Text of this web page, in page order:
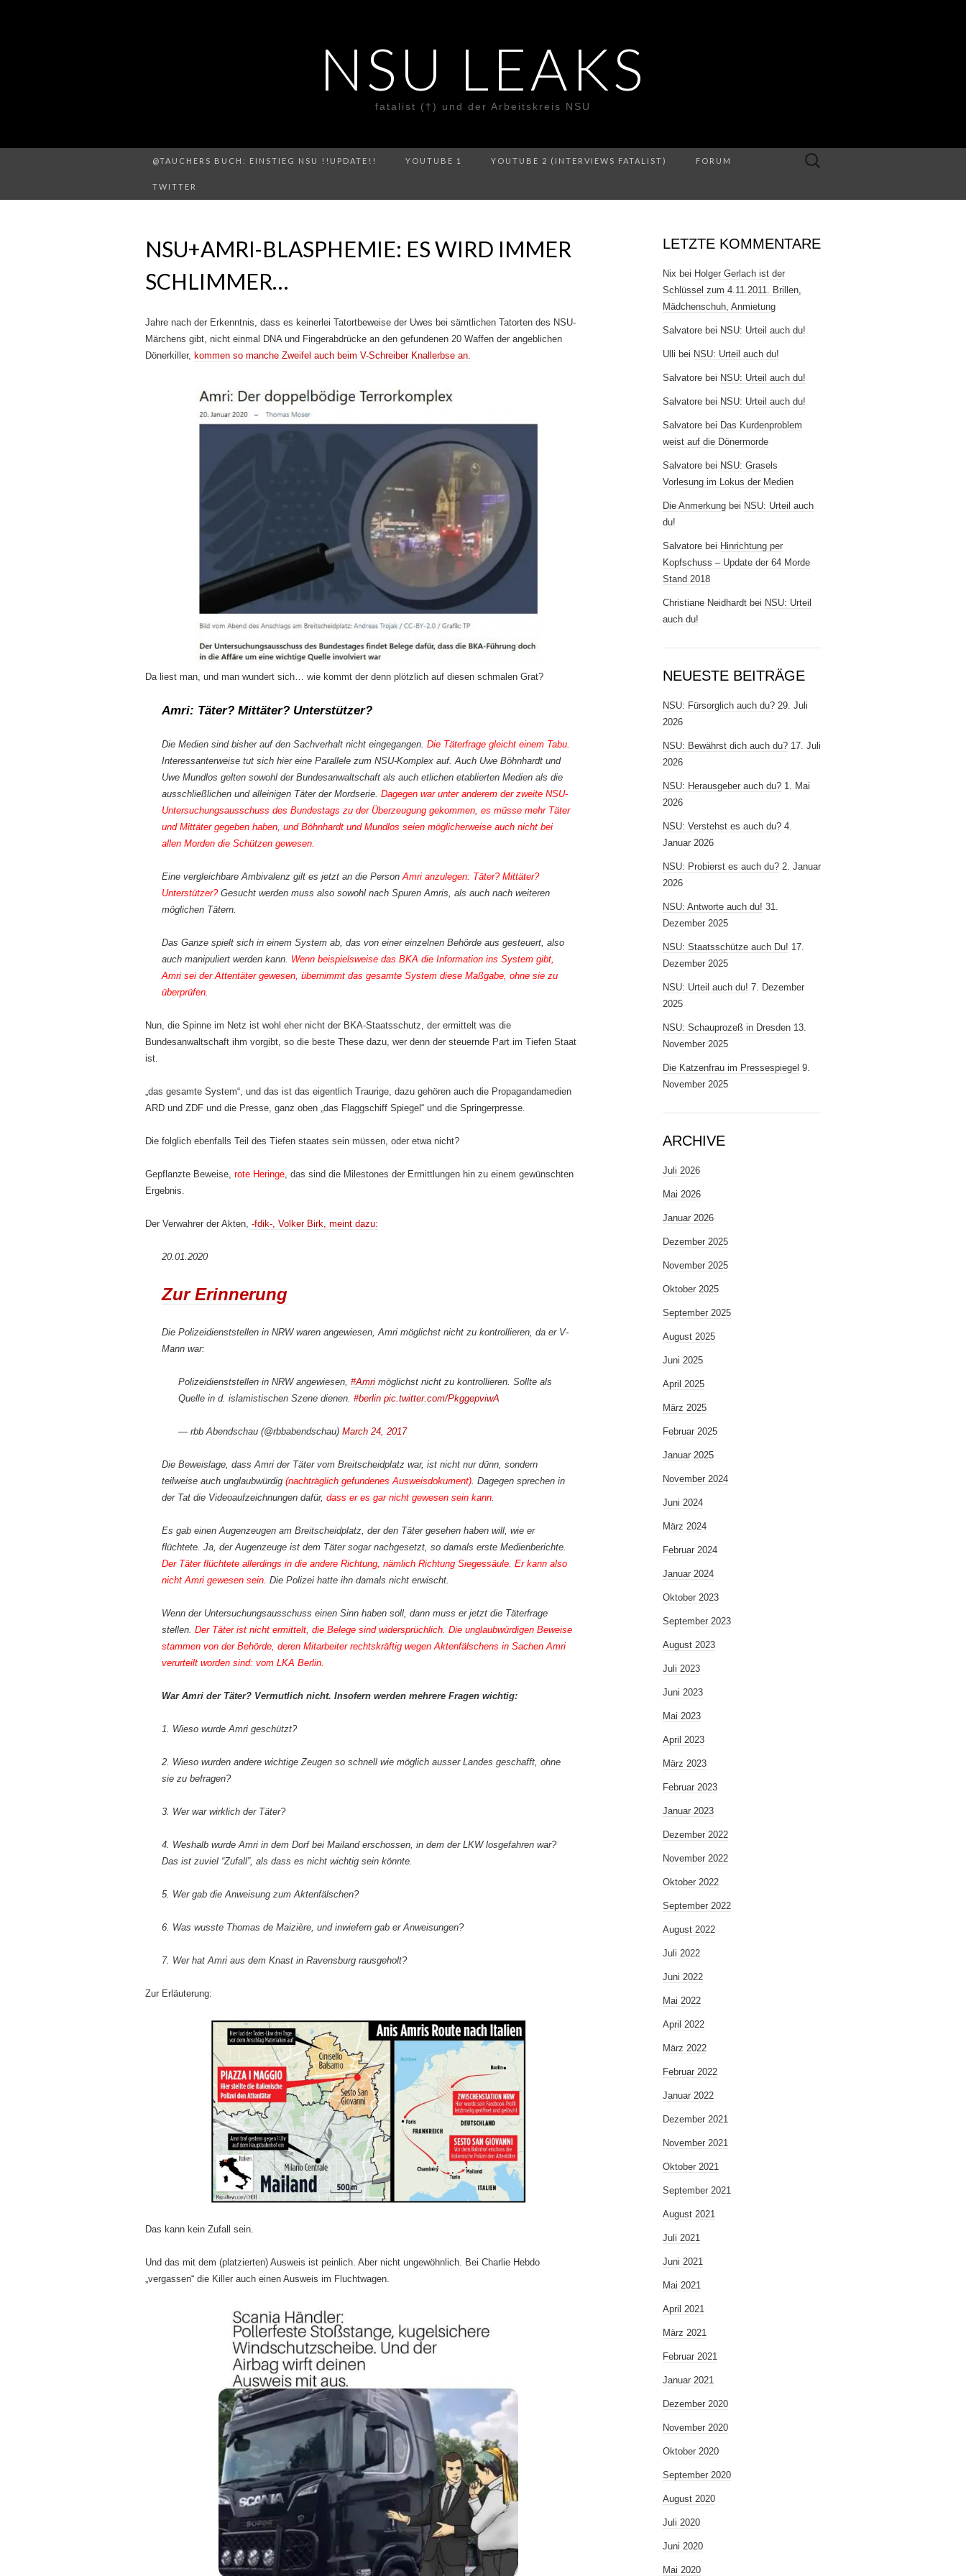
NSU LEAKS
fatalist (†) und der Arbeitskreis NSU
@TAUCHERS BUCH: EINSTIEG NSU !!UPDATE!! YOUTUBE 1 YOUTUBE 2 (INTERVIEWS FATALIST) FORUM
TWITTER
Suche
NSU+AMRI-BLASPHEMIE: ES WIRD IMMER
SCHLIMMER…
Jahre nach der Erkenntnis, dass es keinerlei Tatortbeweise der Uwes bei sämtlichen Tatorten des NSU-
Märchens gibt, nicht einmal DNA und Fingerabdrücke an den gefundenen 20 Waffen der angeblichen
Dönerkiller, kommen so manche Zweifel auch beim V-Schreiber Knallerbse an.
Da liest man, und man wundert sich… wie kommt der denn plötzlich auf diesen schmalen Grat?
Amri: Täter? Mittäter? Unterstützer?
Die Medien sind bisher auf den Sachverhalt nicht eingegangen. Die Täterfrage gleicht einem Tabu.
Interessanterweise tut sich hier eine Parallele zum NSU-Komplex auf. Auch Uwe Böhnhardt und
Uwe Mundlos gelten sowohl der Bundesanwaltschaft als auch etlichen etablierten Medien als die
ausschließlichen und alleinigen Täter der Mordserie. Dagegen war unter anderem der zweite NSU-
Untersuchungsausschuss des Bundestags zu der Überzeugung gekommen, es müsse mehr Täter
und Mittäter gegeben haben, und Böhnhardt und Mundlos seien möglicherweise auch nicht bei
allen Morden die Schützen gewesen.
Eine vergleichbare Ambivalenz gilt es jetzt an die Person Amri anzulegen: Täter? Mittäter?
Unterstützer?Gesucht werden muss also sowohl nach Spuren Amris, als auch nach weiteren
möglichen Tätern.
Das Ganze spielt sich in einem System ab, das von einer einzelnen Behörde aus gesteuert, also
auch manipuliert werden kann. Wenn beispielsweise das BKA die Information ins System gibt,
Amri sei der Attentäter gewesen, übernimmt das gesamte System diese Maßgabe, ohne sie zu
überprüfen.
Nun, die Spinne im Netz ist wohl eher nicht der BKA-Staatsschutz, der ermittelt was die
Bundesanwaltschaft ihm vorgibt, so die beste These dazu, wer denn der steuernde Part im Tiefen Staat
ist.
„das gesamte System“, und das ist das eigentlich Traurige, dazu gehören auch die Propagandamedien
ARD und ZDF und die Presse, ganz oben „das Flaggschiff Spiegel“ und die Springerpresse.
Die folglich ebenfalls Teil des Tiefen staates sein müssen, oder etwa nicht?
Gepflanzte Beweise, rote Heringe , das sind die Milestones der Ermittlungen hin zu einem gewünschten
Ergebnis.
Der Verwahrer der Akten, -fdik- Volker Birk , meint dazu:
20.01.2020
Zur Erinnerung
Die Polizeidienststellen in NRW waren angewiesen, Amri möglichst nicht zu kontrollieren, da er V-
Mann war:
Polizeidienststellen in NRW angewiesen, #Amri möglichst nicht zu kontrollieren. Sollte als
Quelle in d. islamistischen Szene dienen. #berlin pic.twitter.com/PkggepviwA
— rbb Abendschau (@rbbabendschau) March 24, 2017
Die Beweislage, dass Amri der Täter vom Breitscheidplatz war, ist nicht nur dünn, sondern
teilweise auch unglaubwürdig (nachträglich gefundenes Ausweisdokument) . Dagegen sprechen in
der Tat die Videoaufzeichnungen dafür, dass er es gar nicht gewesen sein kann.
Es gab einen Augenzeugen am Breitscheidplatz, der den Täter gesehen haben will, wie er
flüchtete. Ja, der Augenzeuge ist dem Täter sogar nachgesetzt, so damals erste Medienberichte.
Der Täter flüchtete allerdings in die andere Richtung, nämlich Richtung Siegessäule. Er kann also
nicht Amri gewesen sein. Die Polizei hatte ihn damals nicht erwischt.
Wenn der Untersuchungsausschuss einen Sinn haben soll, dann muss er jetzt die Täterfrage
stellen. Der Täter ist nicht ermittelt, die Belege sind widersprüchlich. Die unglaubwürdigen Beweise
stammen von der Behörde, deren Mitarbeiter rechtskräftig wegen Aktenfälschens in Sachen Amri
verurteilt worden sind: vom LKA Berlin.
War Amri der Täter? Vermutlich nicht. Insofern werden mehrere Fragen wichtig:
1. Wieso wurde Amri geschützt?
2. Wieso wurden andere wichtige Zeugen so schnell wie möglich ausser Landes geschafft, ohne
sie zu befragen?
3. Wer war wirklich der Täter?
4. Weshalb wurde Amri in dem Dorf bei Mailand erschossen, in dem der LKW losgefahren war?
Das ist zuviel “Zufall”, als dass es nicht wichtig sein könnte.
5. Wer gab die Anweisung zum Aktenfälschen?
6. Was wusste Thomas de Maizière, und inwiefern gab er Anweisungen?
7. Wer hat Amri aus dem Knast in Ravensburg rausgeholt?
Zur Erläuterung:
Das kann kein Zufall sein.
Und das mit dem (platzierten) Ausweis ist peinlich. Aber nicht ungewöhnlich. Bei Charlie Hebdo
„vergassen“ die Killer auch einen Ausweis im Fluchtwagen.
LETZTE KOMMENTARE
Nix bei Holger Gerlach ist der
Schlüssel zum 4.11.2011. Brillen,
Mädchenschuh, Anmietung
Salvatore bei NSU: Urteil auch du!
Ulli bei NSU: Urteil auch du!
Salvatore bei NSU: Urteil auch du!
Salvatore bei NSU: Urteil auch du!
Salvatore bei Das Kurdenproblem
weist auf die Dönermorde
Salvatore bei NSU: Grasels
Vorlesung im Lokus der Medien
Die Anmerkung bei NSU: Urteil auch
du!
Salvatore bei Hinrichtung per
Kopfschuss – Update der 64 Morde
Stand 2018
Christiane Neidhardt bei NSU: Urteil
auch du!
NEUESTE BEITRÄGE
NSU: Fürsorglich auch du? 29. Juli
2026
NSU: Bewährst dich auch du? 17. Juli
2026
NSU: Herausgeber auch du? 1. Mai
2026
NSU: Verstehst es auch du? 4.
Januar 2026
NSU: Probierst es auch du? 2. Januar
2026
NSU: Antworte auch du! 31.
Dezember 2025
NSU: Staatsschütze auch Du! 17.
Dezember 2025
NSU: Urteil auch du! 7. Dezember
2025
NSU: Schauprozeß in Dresden 13.
November 2025
Die Katzenfrau im Pressespiegel 9.
November 2025
ARCHIVE
Juli 2026
Mai 2026
Januar 2026
Dezember 2025
November 2025
Oktober 2025
September 2025
August 2025
Juni 2025
April 2025
März 2025
Februar 2025
Januar 2025
November 2024
Juni 2024
März 2024
Februar 2024
Januar 2024
Oktober 2023
September 2023
August 2023
Juli 2023
Juni 2023
Mai 2023
April 2023
März 2023
Februar 2023
Januar 2023
Dezember 2022
November 2022
Oktober 2022
September 2022
August 2022
Juli 2022
Juni 2022
Mai 2022
April 2022
März 2022
Februar 2022
Januar 2022
Dezember 2021
November 2021
Oktober 2021
September 2021
August 2021
Juli 2021
Juni 2021
Mai 2021
April 2021
März 2021
Februar 2021
Januar 2021
Dezember 2020
November 2020
Oktober 2020
September 2020
August 2020
Juli 2020
Juni 2020
Mai 2020